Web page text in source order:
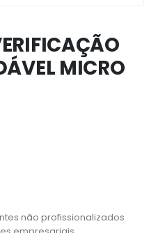
MICRO
não profissionalizados